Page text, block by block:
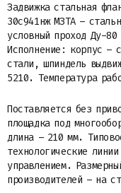
Задвижка стальная
30с941нж МЗТА –
условный проход Ду-
Исполнение: корпус –
стали, шпиндель
5210. Температура
Поставляется без
площадка под
длина – 210 мм.
технологические
управлением.
производителей – на